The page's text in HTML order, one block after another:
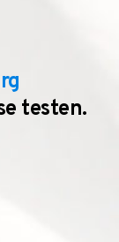
testen.